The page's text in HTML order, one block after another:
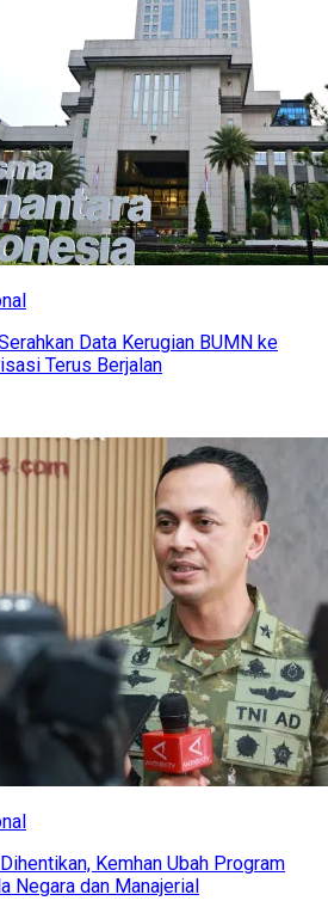
Data Kerugian BUMN ke
Terus Berjalan
Kemhan Ubah Program
Negara dan Manajerial